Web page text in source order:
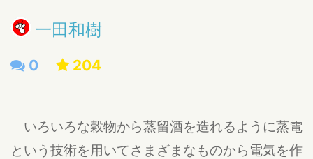
一田和樹
0 204
いろいろな穀物から蒸留酒を造れるように蒸電
という技術を用いてさまざまなものから電気を作